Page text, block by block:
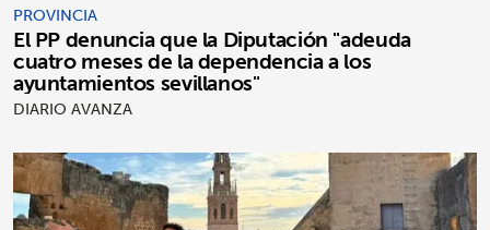
PROVINCIA
El PP denuncia que la Diputación "adeuda
cuatro meses de la dependencia a los
ayuntamientos sevillanos"
DIARIO AVANZA